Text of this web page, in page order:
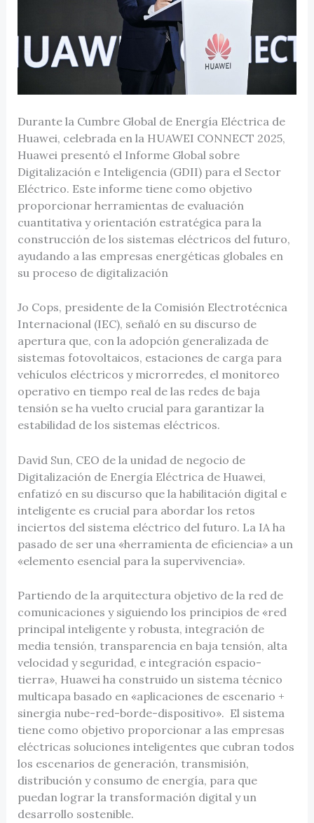
Durante la Cumbre Global de Energía Eléctrica de
Huawei, celebrada en la HUAWEI CONNECT 2025,
Huawei presentó el Informe Global sobre
Digitalización e Inteligencia (GDII) para el Sector
Eléctrico. Este informe tiene como objetivo
proporcionar herramientas de evaluación
cuantitativa y orientación estratégica para la
construcción de los sistemas eléctricos del futuro,
ayudando a las empresas energéticas globales en
su proceso de digitalización
Jo Cops, presidente de la Comisión Electrotécnica
Internacional (IEC), señaló en su discurso de
apertura que, con la adopción generalizada de
sistemas fotovoltaicos, estaciones de carga para
vehículos eléctricos y microrredes, el monitoreo
operativo en tiempo real de las redes de baja
tensión se ha vuelto crucial para garantizar la
estabilidad de los sistemas eléctricos.
David Sun, CEO de la unidad de negocio de
Digitalización de Energía Eléctrica de Huawei,
enfatizó en su discurso que la habilitación digital e
inteligente es crucial para abordar los retos
inciertos del sistema eléctrico del futuro. La IA ha
pasado de ser una «herramienta de eficiencia» a un
«elemento esencial para la supervivencia».
Partiendo de la arquitectura objetivo de la red de
comunicaciones y siguiendo los principios de «red
principal inteligente y robusta, integración de
media tensión, transparencia en baja tensión, alta
velocidad y seguridad, e integración espacio-
tierra», Huawei ha construido un sistema técnico
multicapa basado en «aplicaciones de escenario +
sinergia nube-red-borde-dispositivo». El sistema
tiene como objetivo proporcionar a las empresas
eléctricas soluciones inteligentes que cubran todos
los escenarios de generación, transmisión,
distribución y consumo de energía, para que
puedan lograr la transformación digital y un
desarrollo sostenible.